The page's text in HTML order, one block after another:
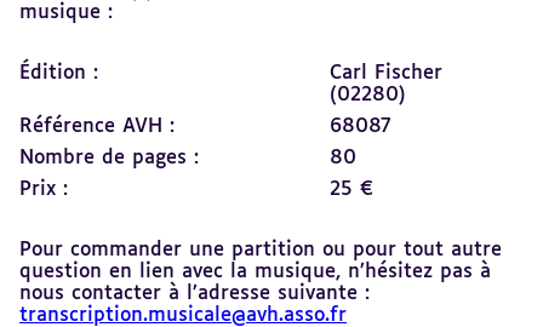
musique :
Édition :
Carl Fischer
(02280)
Référence AVH :
68087
Nombre de pages :
80
Prix :
25 €
Pour commander une partition ou pour tout autre
question en lien avec la musique, n’hésitez pas à
nous contacter à l’adresse suivante :
transcription.musicale@avh.asso.fr